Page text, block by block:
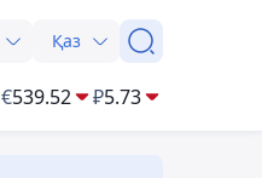
Қаз
€539.52 ₽5.73